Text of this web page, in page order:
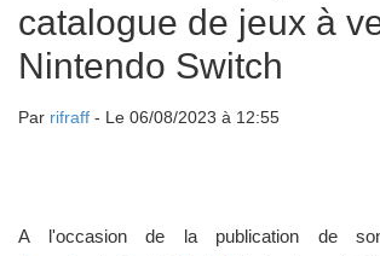
catalogue de jeux à
Nintendo Switch
Par rifraff - Le 06/08/2023 à 12:55
A l'occasion de la publication de